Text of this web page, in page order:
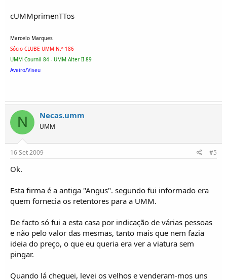
cUMMprimenTTos
Marcelo Marques
Sócio CLUBE UMM N.º 186
UMM Cournil 84 - UMM Alter II 89
Aveiro/Viseu
N Necas.umm
UMM
16 Set 2009 #5
Ok.
Esta firma é a antiga "Angus". segundo fui informado era
quem fornecia os retentores para a UMM.
De facto só fui a esta casa por indicação de várias pessoas
e não pelo valor das mesmas, tanto mais que nem fazia
ideia do preço, o que eu queria era ver a viatura sem
pingar.
Quando lá cheguei, levei os velhos e venderam-mos uns